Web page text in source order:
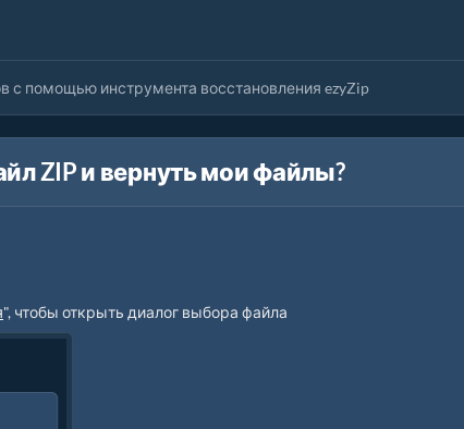
с помощью инструмента восстановления ezyZip
ZIP и вернуть мои файлы?
", чтобы открыть диалог выбора файла